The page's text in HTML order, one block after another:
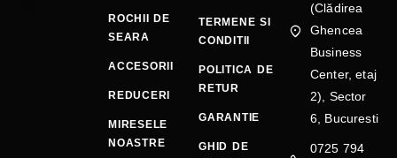
ROCHII DE
SEARA
ACCESORII
REDUCERI
MIRESELE
NOASTRE
TERMENE SI
CONDITII
POLITICA DE
RETUR
GARANTIE
GHID DE
(Clădirea
Ghencea
Business
Center, etaj
2), Sector
6, Bucuresti
0725 794